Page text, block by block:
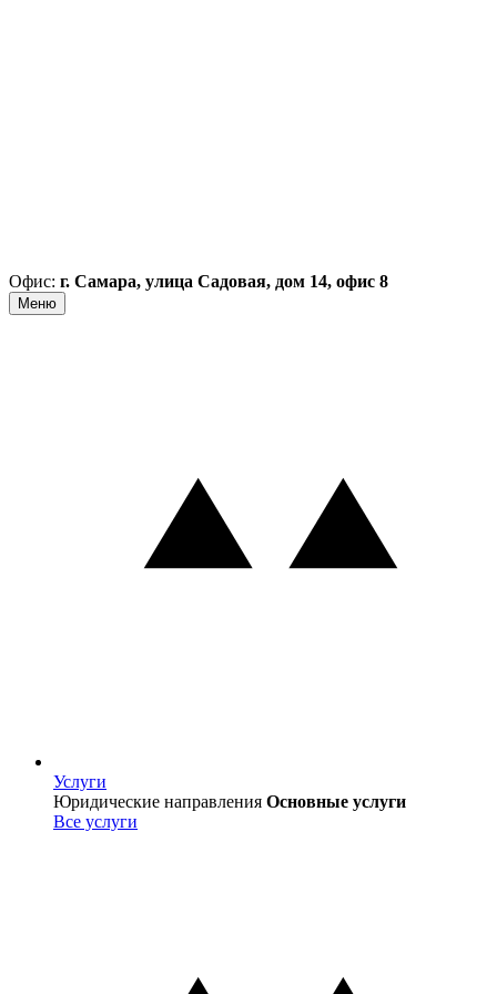
Офис: г. Самара, улица Садовая, дом 14, офис 8
Меню
Услуги
Услуги
Юридические направления Основные услуги
Все услуги